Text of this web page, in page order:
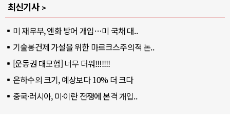
최신기사
미 재무부, 엔화 방어 개입…미 국채 대..
기술봉건제 가설을 위한 마르크스주의적 논..
[운동권 대모험] 너무 더워!!!!!!!
은하수의 크기, 예상보다 10% 더 크다
중국·러시아, 미·이란 전쟁에 본격 개입..